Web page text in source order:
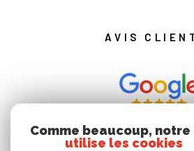
AVIS
Comme beaucoup, notre
utilise les cookies